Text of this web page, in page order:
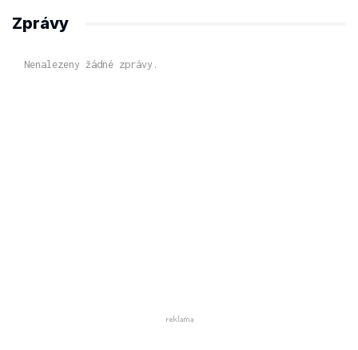
Zprávy
Nenalezeny žádné zprávy.